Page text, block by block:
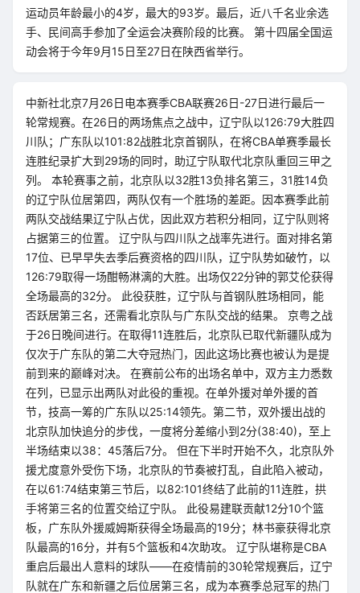
运动员年龄最小的4岁，最大的93岁。最后，近八千名业余选
手、民间高手参加了全运会决赛阶段的比赛。 第十四届全国运
动会将于今年9月15日至27日在陕西省举行。
中新社北京7月26日电本赛季CBA联赛26日-27日进行最后一
轮常规赛。在26日的两场焦点之战中，辽宁队以126:79大胜四
川队；广东队以101:82战胜北京首钢队，在将CBA单赛季最长
连胜纪录扩大到29场的同时，助辽宁队取代北京队重回三甲之
列。 本轮赛事之前，北京队以32胜13负排名第三，31胜14负
的辽宁队位居第四，两队仅有一个胜场的差距。因本赛季此前
两队交战结果辽宁队占优，因此双方若积分相同，辽宁队则将
占据第三的位置。 辽宁队与四川队之战率先进行。面对排名第
17位、已早早失去季后赛资格的四川队，辽宁队势如破竹，以
126:79取得一场酣畅淋漓的大胜。出场仅22分钟的郭艾伦获得
全场最高的32分。 此役获胜，辽宁队与首钢队胜场相同，能
否跃居第三名，还需看北京队与广东队交战的结果。 京粤之战
于26日晚间进行。在取得11连胜后，北京队已取代新疆队成为
仅次于广东队的第二大夺冠热门，因此这场比赛也被认为是提
前到来的巅峰对决。 在赛前公布的出场名单中，双方主力悉数
在列，已显示出两队对此役的重视。在单外援对单外援的首
节，技高一筹的广东队以25:14领先。第二节，双外援出战的
北京队加快追分的步伐，一度将分差缩小到2分(38:40)，至上
半场结束以38：45落后7分。 但在下半时开始不久，北京队外
援尤度意外受伤下场，北京队的节奏被打乱，自此陷入被动，
在以61:74结束第三节后，以82:101终结了此前的11连胜，拱
手将第三名的位置交给辽宁队。 此役易建联贡献12分10个篮
板，广东队外援威姆斯获得全场最高的19分；林书豪获得北京
队最高的16分，并有5个篮板和4次助攻。 辽宁队堪称是CBA
重启后最出人意料的球队——在疫情前的30轮常规赛后，辽宁
队就在广东和新疆之后位居第三名，成为本赛季总冠军的热门